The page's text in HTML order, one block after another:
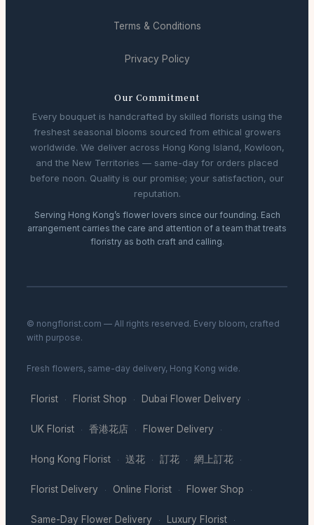
Terms & Conditions
Privacy Policy
Our Commitment
Every bouquet is handcrafted by skilled florists using the
freshest seasonal blooms sourced from ethical growers
worldwide. We deliver across Hong Kong Island, Kowloon,
and the New Territories — same-day for orders placed
before noon. Quality is our promise; your satisfaction, our
reputation.
Serving Hong Kong’s flower lovers since our founding. Each
arrangement carries the care and attention of a team that treats
floristry as both craft and calling.
© nongflorist.com — All rights reserved. Every bloom, crafted
with purpose.
Fresh flowers, same-day delivery, Hong Kong wide.
Florist · Florist Shop · Dubai Flower Delivery ·
UK Florist · 香港花店 · Flower Delivery ·
Hong Kong Florist · 送花 · 訂花 · 網上訂花 ·
Florist Delivery · Online Florist · Flower Shop ·
Same-Day Flower Delivery · Luxury Florist ·